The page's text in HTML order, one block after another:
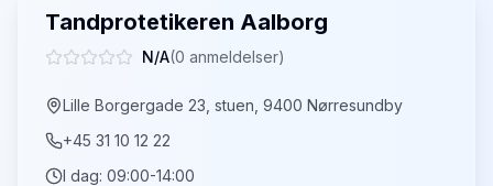
Tandprotetikeren Aalborg
N/A(0 anmeldelser)
Lille Borgergade 23, stuen, 9400 Nørresundby
+45 31 10 12 22
I dag: 09:00-14:00